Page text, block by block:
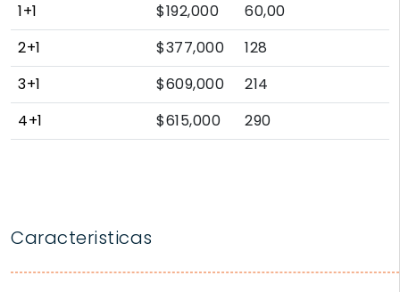
1+1 $192,000
60,00
2+1
$377,000
128
3+1
$609,000
214
4+1
$615,000 290
Caracteristicas